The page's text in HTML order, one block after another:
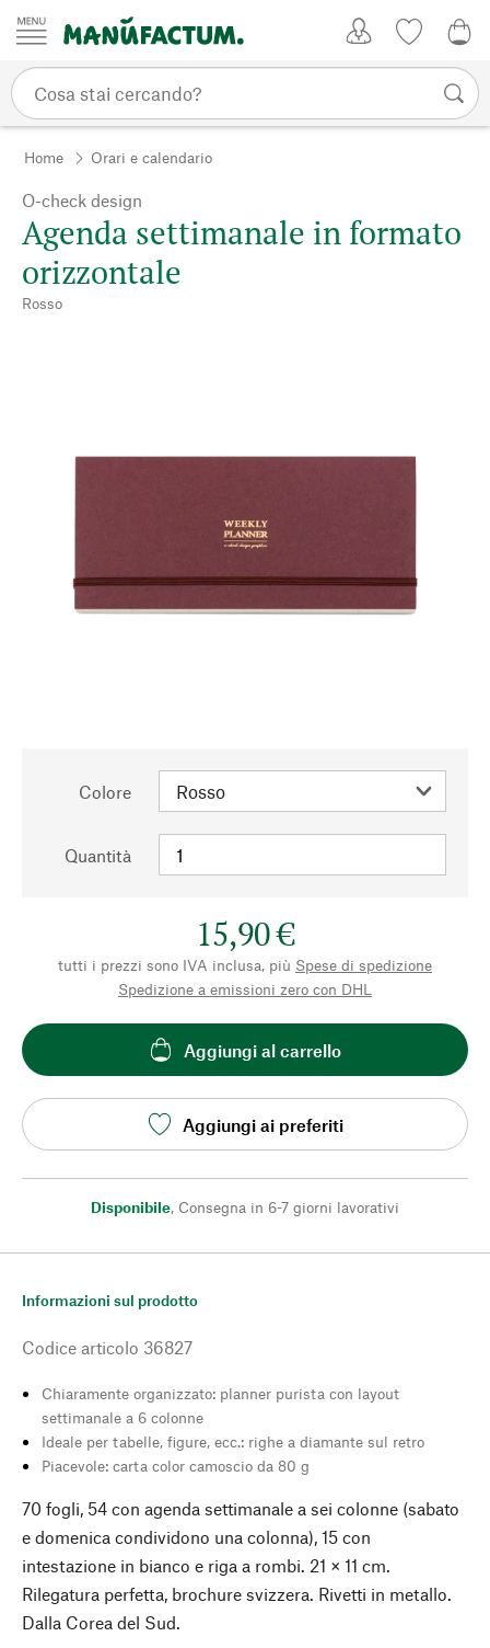
Vai al contenuto
Home Orari e calendario
O-check design
Agenda settimanale in formato
orizzontale
Rosso
Colore
Quantità
15,90 €
tutti i prezzi sono IVA inclusa, più Spese di spedizione
Spedizione a emissioni zero con DHL
Aggiungi al carrello
Aggiungi ai preferiti
Disponibile, Consegna in 6-7 giorni lavorativi
Informazioni sul prodotto
Codice articolo 36827
Chiaramente organizzato: planner purista con layout
settimanale a 6 colonne
Ideale per tabelle, figure, ecc.: righe a diamante sul retro
Piacevole: carta color camoscio da 80 g
70 fogli, 54 con agenda settimanale a sei colonne (sabato
e domenica condividono una colonna), 15 con
intestazione in bianco e riga a rombi. 21 × 11 cm.
Rilegatura perfetta, brochure svizzera. Rivetti in metallo.
Dalla Corea del Sud.